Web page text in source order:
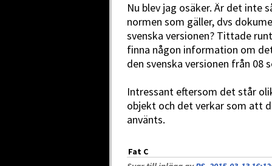
Nu blev jag osäker. Är det inte
normen som gäller, dvs
svenska versionen? Tittade
finna någon information om
den svenska versionen från 08
Intressant eftersom det står
objekt och det verkar som att
använts.
Fat C